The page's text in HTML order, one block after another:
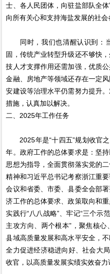
士、各人民团体，向驻盐部队全
向所有关心和支持海盐发展的社
同时，我们也清醒认识到：
固，传统产业转型升级还不够快
技人才支撑作用还需加强，优质
金融、房地产等领域还存在一定
安建设等治理水平仍需努力提升
措施，认真加以解决。
二、2025年工作任务
2025年是“十四五”规划收官之
年。政府工作的总体要求是：坚
思想为指导，全面贯彻落实党的
精神和习近平总书记考察浙江重
会议和省委、市委、县委全会部
济工作的总体要求、政策取向和
实践行“八八战略”、牢记“三个示
主攻方向、两个根本”，聚焦核
县域高质量发展和高水平安全，
全力促进经济稳进向好、社会大
收官，以高质量发展实绩实效奋力